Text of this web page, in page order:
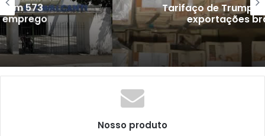
Tarifaço de Trump afeta 3,3% das
exportações brasileiras
Nosso produto